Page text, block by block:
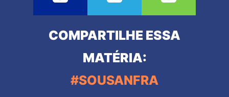
COMPARTILHE ESSA
MATÉRIA:
#SOUSANFRA